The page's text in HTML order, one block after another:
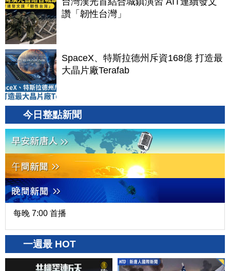
讚「韌性台灣」
SpaceX、特斯拉德州斥資168億 打造最
大晶片廠Terafab
今日整點新聞
每晚 7:00 首播
一週最 HOT